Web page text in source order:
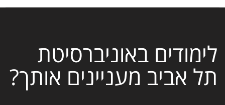
לימודים באוניברסיטת
תל אביב מעניינים אותך?